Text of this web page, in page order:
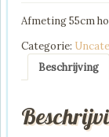
Afmeting 55cm
Categorie:
Beschrijving